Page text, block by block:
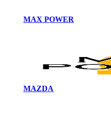
MAX POWER
MAZDA